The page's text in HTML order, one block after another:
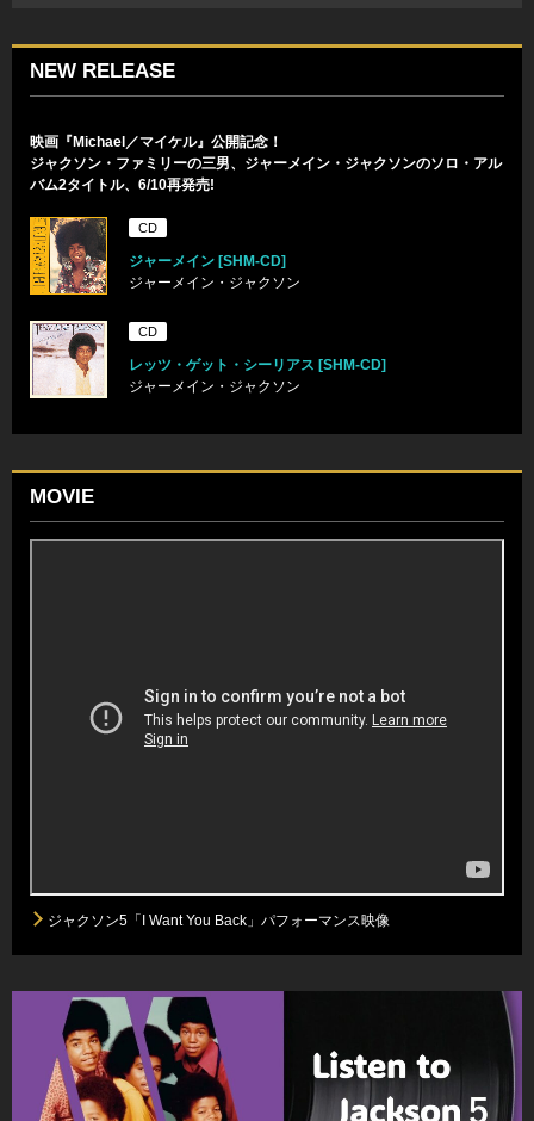
NEW RELEASE
映画『Michael／マイケル』公開記念！
ジャクソン・ファミリーの三男、ジャーメイン・ジャクソンのソロ・アル
バム2タイトル、6/10再発売!
CD
ジャーメイン [SHM-CD]
ジャーメイン・ジャクソン
CD
レッツ・ゲット・シーリアス [SHM-CD]
ジャーメイン・ジャクソン
MOVIE
ジャクソン5「I Want You Back」パフォーマンス映像